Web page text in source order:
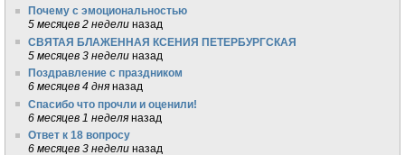
Почему с эмоциональностью
5 месяцев 2 недели назад
СВЯТАЯ БЛАЖЕННАЯ КСЕНИЯ ПЕТЕРБУРГСКАЯ
5 месяцев 3 недели назад
Поздравление с праздником
6 месяцев 4 дня назад
Спасибо что прочли и оценили!
6 месяцев 1 неделя назад
Ответ к 18 вопросу
6 месяцев 3 недели назад